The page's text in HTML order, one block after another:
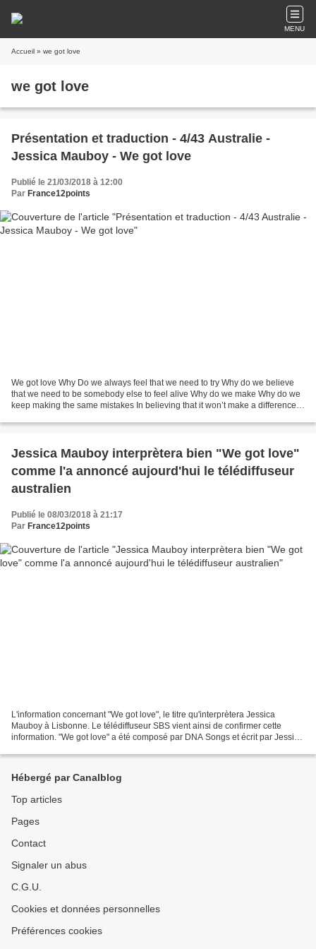
MENU
Accueil » we got love
we got love
Présentation et traduction - 4/43 Australie -
Jessica Mauboy - We got love
Publié le 21/03/2018 à 12:00
Par France12points
We got love Why Do we always feel that we need to try Why do we believe
that we need to be somebody else to feel alive Why do we make Why do we
keep making the same mistakes In believing that it won’t make a difference if
Jessica Mauboy interprètera bien "We got love"
comme l'a annoncé aujourd'hui le télédiffuseur
australien
Publié le 08/03/2018 à 21:17
Par France12points
L'information concernant "We got love", le titre qu'interprètera Jessica
Mauboy à Lisbonne. Le télédiffuseur SBS vient ainsi de confirmer cette
information. "We got love" a été composé par DNA Songs et écrit par Jessica
Hébergé par Canalblog
Top articles
Pages
Contact
Signaler un abus
C.G.U.
Cookies et données personnelles
Préférences cookies